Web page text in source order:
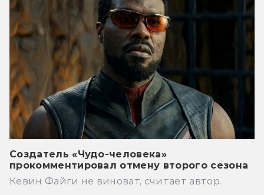
Создатель «Чудо-человека»
прокомментировал отмену второго сезона
Кевин Файги не виноват, считает автор.